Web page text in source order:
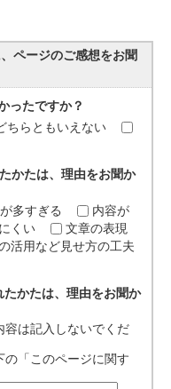
ページのご感想をお聞
ったですか？
ちらともいえない
かたは、理由をお聞か
多すぎる
内容が
くい
文章の表現
活用など見せ方の工夫
かたは、理由をお聞か
は記入しないでくだ
の「このページに関す